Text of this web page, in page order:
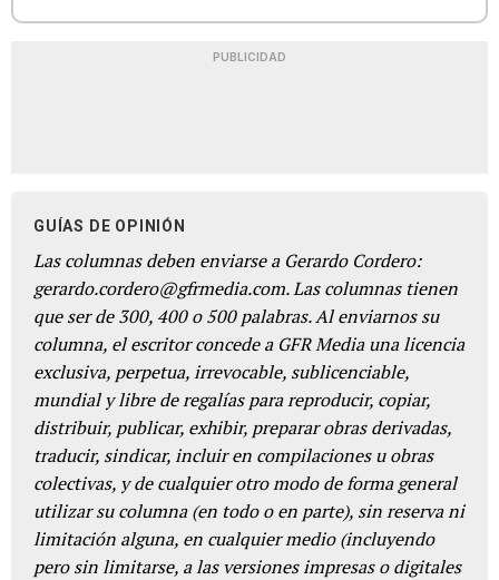
PUBLICIDAD
GUÍAS DE OPINIÓN
Las columnas deben enviarse a Gerardo Cordero:
gerardo.cordero@gfrmedia.com. Las columnas tienen
que ser de 300, 400 o 500 palabras. Al enviarnos su
columna, el escritor concede a GFR Media una licencia
exclusiva, perpetua, irrevocable, sublicenciable,
mundial y libre de regalías para reproducir, copiar,
distribuir, publicar, exhibir, preparar obras derivadas,
traducir, sindicar, incluir en compilaciones u obras
colectivas, y de cualquier otro modo de forma general
utilizar su columna (en todo o en parte), sin reserva ni
limitación alguna, en cualquier medio (incluyendo
pero sin limitarse, a las versiones impresas o digitales